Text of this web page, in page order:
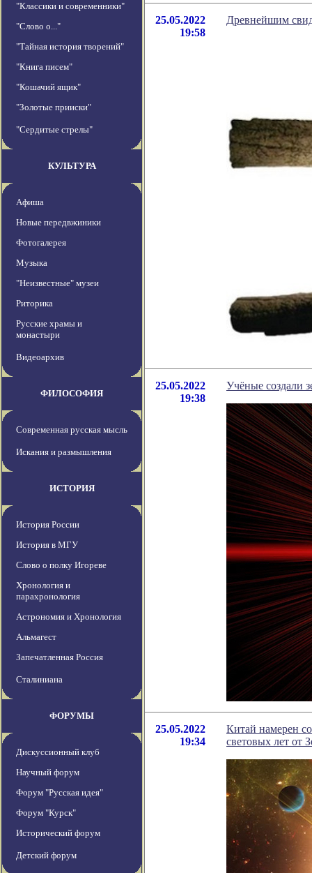
"Классики и современники"
"Слово о..."
"Тайная история творений"
"Книга писем"
"Кошачий ящик"
"Золотые прииски"
"Сердитые стрелы"
КУЛЬТУРА
Афиша
Новые передвжиники
Фотогалерея
Музыка
"Неизвестные" музеи
Риторика
Русские храмы и
монастыри
Видеоархив
ФИЛОСОФИЯ
Современная русская мысль
Искания и размышления
ИСТОРИЯ
История России
История в МГУ
Слово о полку Игореве
Хронология и
парахронология
Астрономия и Хронология
Альмагест
Запечатленная Россия
Сталиниана
ФОРУМЫ
Дискуссионный клуб
Научный форум
Форум "Русская идея"
Форум "Курск"
Исторический форум
Детский форум
25.05.2022
19:58
Древнейшим
25.05.2022
19:38
Учёные создали
25.05.2022
19:34
Китай намерен
световых лет от